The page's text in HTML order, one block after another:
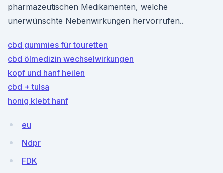
pharmazeutischen Medikamenten, welche
unerwünschte Nebenwirkungen hervorrufen..
cbd gummies für touretten
cbd ölmedizin wechselwirkungen
kopf und hanf heilen
cbd + tulsa
honig klebt hanf
eu
Ndpr
FDK